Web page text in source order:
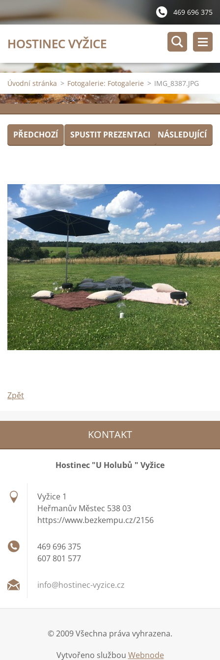
469 696 375
HOSTINEC VYŽICE
Úvodní stránka > Fotogalerie: Fotogalerie > IMG_8387.JPG
PŘEDCHOZÍ SPUSTIT PREZENTACI NÁSLEDUJÍCÍ
Zpět
KONTAKT
Hostinec "U Holubů " Vyžice
Vyžice 1
Heřmanův Městec 538 03
https://www.bezkempu.cz/2156
469 696 375
607 801 577
info@hostinec-vyzice.cz
© 2009 Všechna práva vyhrazena.
Vytvořeno službou Webnode